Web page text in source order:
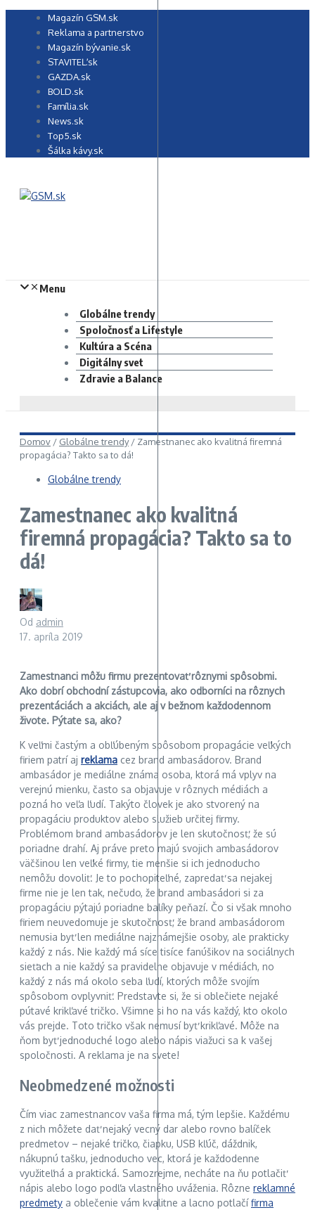
Preskočiť Magazín GSM.sk
Reklama a partnerstvo
Magazín bývanie.sk
STAVITEĽ.sk
GAZDA.sk
BOLD.sk
Família.sk
News.sk
Top5.sk
Šálka kávy.sk
Menu
Globálne trendy
Spoločnosť a Lifestyle
Kultúra a Scéna
Digitálny svet
Zdravie a Balance
Domov / Globálne trendy/ Zamestnanec ako kvalitná firemná
propagácia? Takto sa to dá!
Globálne trendy
Zamestnanec ako kvalitná
firemná propagácia? Takto sa to
dá!
Od admin
17. apríla 2019
Zamestnanci môžu firmu prezentovať rôznymi spôsobmi.
Ako dobrí obchodní zástupcovia, ako odborníci na rôznych
prezentáciách a akciách, ale aj v bežnom každodennom
živote. Pýtate sa, ako?
K veľmi častým a obľúbeným spôsobom propagácie veľkých
firiem patrí aj reklama cez brand ambasádorov. Brand
ambasádor je mediálne známa osoba, ktorá má vplyv na
verejnú mienku, často sa objavuje v rôznych médiách a
pozná ho veľa ľudí. Takýto človek je ako stvorený na
propagáciu produktov alebo služieb určitej firmy.
Problémom brand ambasádorov je len skutočnosť, že sú
poriadne drahí. Aj práve preto majú svojich ambasádorov
väčšinou len veľké firmy, tie menšie si ich jednoducho
nemôžu dovoliť. Je to pochopiteľné, zapredať sa nejakej
firme nie je len tak, nečudo, že brand ambasádori si za
propagáciu pýtajú poriadne balíky peňazí. Čo si však mnoho
firiem neuvedomuje je skutočnosť, že brand ambasádorom
nemusia byť len mediálne najznámejšie osoby, ale prakticky
každý z nás. Nie každý má síce tisíce fanúšikov na sociálnych
sieťach a nie každý sa pravidelne objavuje v médiách, no
každý z nás má okolo seba ľudí, ktorých môže svojím
spôsobom ovplyvniť. Predstavte si, že si oblečiete nejaké
pútavé krikľavé tričko. Všimne si ho na vás každý, kto okolo
vás prejde. Toto tričko však nemusí byť krikľavé. Môže na
ňom byť jednoduché logo alebo nápis viažuci sa k vašej
spoločnosti. A reklama je na svete!
Neobmedzené možnosti
Čím viac zamestnancov vaša firma má, tým lepšie. Každému
z nich môžete dať nejaký vecný dar alebo rovno balíček
predmetov – nejaké tričko, čiapku, USB kľúč, dáždnik,
nákupnú tašku, jednoducho vec, ktorá je každodenne
využiteľná a praktická. Samozrejme, necháte na ňu potlačiť
nápis alebo logo podľa vlastného uváženia. Rôzne reklamné
predmety a oblečenie vám kvalitne a lacno potlačífirma